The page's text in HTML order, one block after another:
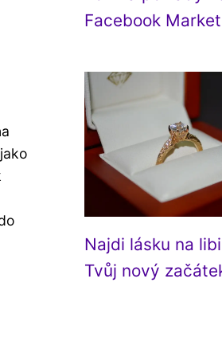
Facebook
Najdi lásku na
Tvůj nový